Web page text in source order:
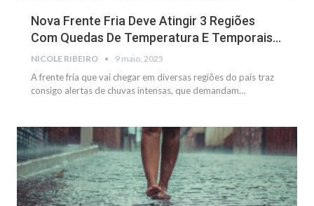
Nova Frente Fria Deve Atingir 3 Regiões
Com Quedas De Temperatura E Temporais…
NICOLE RIBEIRO 9 maio, 2025
A frente fria que vai chegar em diversas regiões do país traz
consigo alertas de chuvas intensas, que demandam…
NOTÍCIAS